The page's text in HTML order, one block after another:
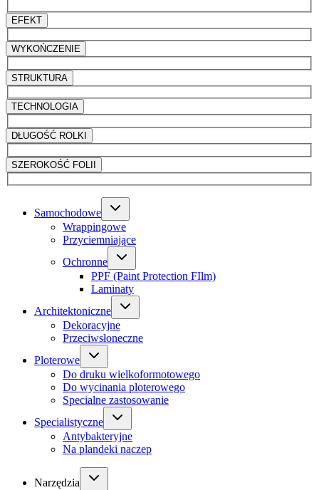
EFEKT
WYKOŃCZENIE
STRUKTURA
TECHNOLOGIA
DŁUGOŚĆ ROLKI
SZEROKOŚĆ FOLII
Samochodowe
Wrappingowe
Przyciemniające
Ochronne
PPF (Paint Protection FIlm)
Laminaty
Architektoniczne
Dekoracyjne
Przeciwsłoneczne
Ploterowe
Do druku wielkoformotowego
Do wycinania ploterowego
Specialne zastosowanie
Specialistyczne
Antybakteryjne
Na plandeki naczep
Narzędzia